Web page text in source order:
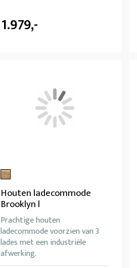
1.979,-
Houten ladecommode
Brooklyn l
Prachtige houten
ladecommode voorzien van 3
lades met een industriële
afwerking.